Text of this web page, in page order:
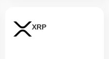
XRP